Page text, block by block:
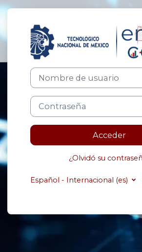
Salta al contenido principal
Nombre de usuario
Contraseña
Acceder
¿Olvidó su
Español - Internacional ‎(es)‎